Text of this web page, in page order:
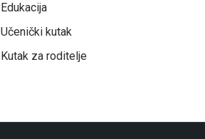
Edukacija
Učenički kutak
Kutak za roditelje